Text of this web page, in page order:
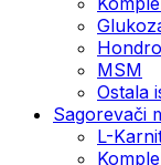
MSM
Ostala
Sagorevači
L-